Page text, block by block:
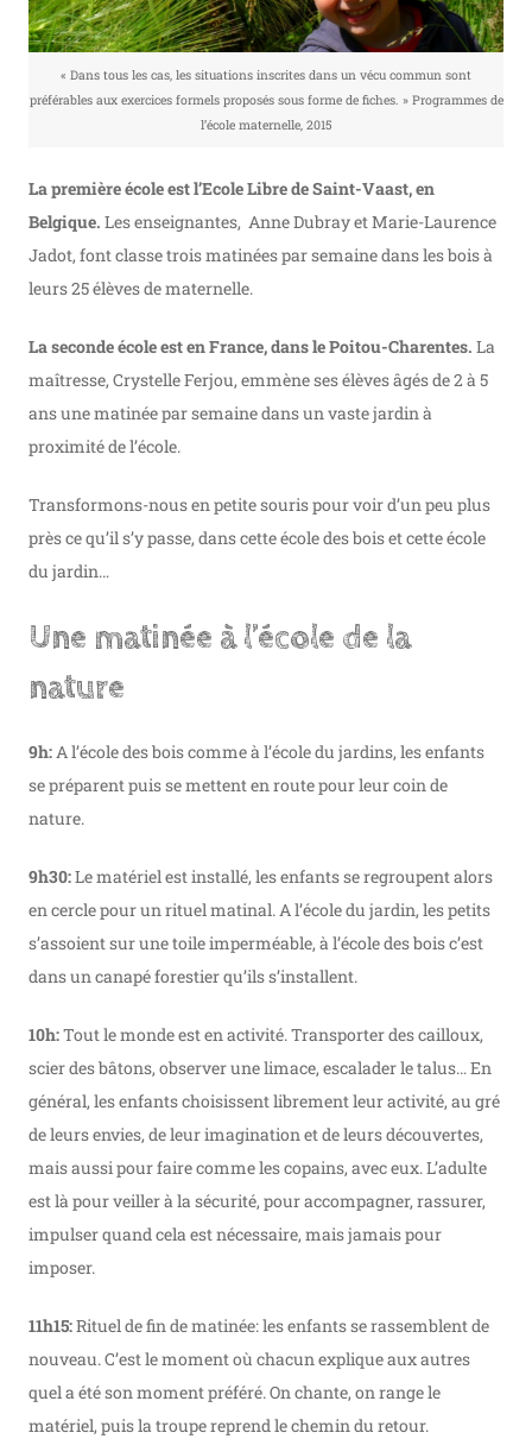
« Dans tous les cas, les situations inscrites dans un vécu commun sont
préférables aux exercices formels proposés sous forme de fiches. » Programmes de
l’école maternelle, 2015
La première école est l’Ecole Libre de Saint-Vaast, en
Belgique. Les enseignantes, Anne Dubray et Marie-Laurence
Jadot, font classe trois matinées par semaine dans les bois à
leurs 25 élèves de maternelle.
La seconde école est en France, dans le Poitou-Charentes. La
maîtresse, Crystelle Ferjou, emmène ses élèves âgés de 2 à 5
ans une matinée par semaine dans un vaste jardin à
proximité de l’école.
Transformons-nous en petite souris pour voir d’un peu plus
près ce qu’il s’y passe, dans cette école des bois et cette école
du jardin…
Une matinée à l’école de la
nature
9h:A l’école des bois comme à l’école du jardins, les enfants
se préparent puis se mettent en route pour leur coin de
nature.
9h30:Le matériel est installé, les enfants se regroupent alors
en cercle pour un rituel matinal. A l’école du jardin, les petits
s’assoient sur une toile imperméable, à l’école des bois c’est
dans un canapé forestier qu’ils s’installent.
10h:Tout le monde est en activité. Transporter des cailloux,
scier des bâtons, observer une limace, escalader le talus… En
général, les enfants choisissent librement leur activité, au gré
de leurs envies, de leur imagination et de leurs découvertes,
mais aussi pour faire comme les copains, avec eux. L’adulte
est là pour veiller à la sécurité, pour accompagner, rassurer,
impulser quand cela est nécessaire, mais jamais pour
imposer.
11h15:Rituel de fin de matinée: les enfants se rassemblent de
nouveau. C’est le moment où chacun explique aux autres
quel a été son moment préféré. On chante, on range le
matériel, puis la troupe reprend le chemin du retour.